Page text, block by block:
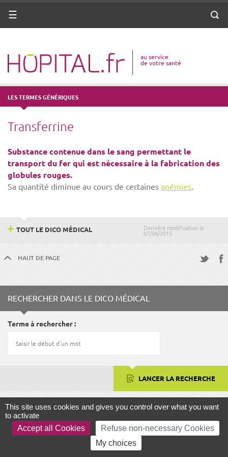
ANNUAIRE
VOTRE SANTÉ
DROITS & DÉMARCHES
MISSIONS
MÉTIERS
Menu
au service
de votre santé
LES TERMES GÉNÉRIQUES
Transferrine
Substance contenue dans le sang permettant le
transport du fer qui est nécessaire à la fabrication des
globules rouges.
Sa quantité diminue au cours de certaines anémies.
Dernière modification le
07/04/2015
TOUT LE DICO MÉDICAL
HAUT DE PAGE
RECHERCHER DANS LE DICO MÉDICAL
Terme à rechercher
LANCER LA RECHERCHE
FOCUS
This site uses cookies and gives you control over what you want
to activate
Accept all Cookies
Refuse non-necessary Cookies
My choices